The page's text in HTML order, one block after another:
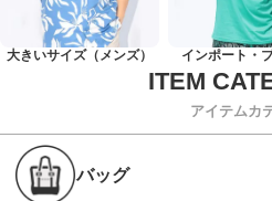
大きいサイズ（メンズ） インポート・
アイテムカ
バッグ